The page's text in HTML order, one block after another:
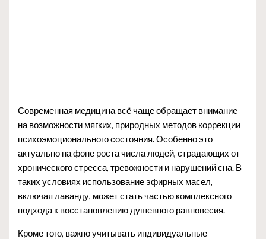
Современная медицина всё чаще обращает внимание
на возможности мягких, природных методов коррекции
психоэмоционального состояния. Особенно это
актуально на фоне роста числа людей, страдающих от
хронического стресса, тревожности и нарушений сна. В
таких условиях использование эфирных масел,
включая лаванду, может стать частью комплексного
подхода к восстановлению душевного равновесия.
Кроме того, важно учитывать индивидуальные